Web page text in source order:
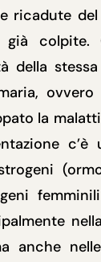
ricadute
già colpite.
della
la
c’è
anche